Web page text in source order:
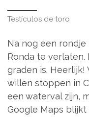
Testículos de toro
Na nog een
Ronda te verlaten.
graden is. Heerlijk!
willen stoppen in
een waterval zijn,
Google Maps